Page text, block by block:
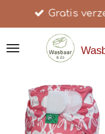
direct
naar
hoofdinhoud
Gratis